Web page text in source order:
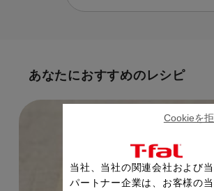
あなたにおすすめのレシピ
当社、当社の関連会社および
パートナー企業は、お客様の
Cookieを